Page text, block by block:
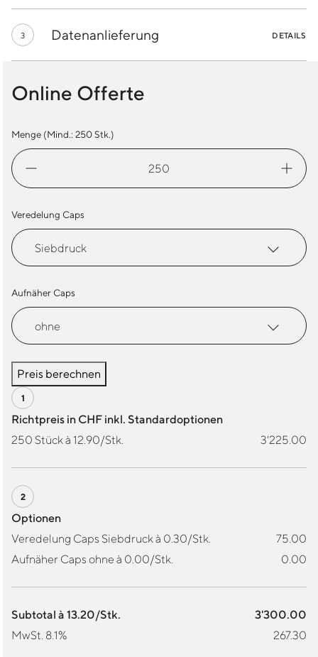
3 Datenanlieferung DETAILS
Online Offerte
Menge (Mind.: 250Stk.)
Camper
Cap
Veredelung Caps
Aufnäher Caps
Preis berechnen
Richtpreis in CHF inkl. Standardoptionen
250 Stück à 12.90/Stk.
3'225.00
Optionen
Veredelung Caps Siebdruck à 0.30/Stk.
75.00
Aufnäher Caps ohne à 0.00/Stk.
0.00
Subtotal à 13.20/Stk.
3'300.00
MwSt. 8.1%
267.30